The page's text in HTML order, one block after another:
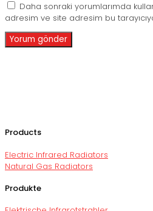
Daha sonraki yorumlarımda
adresim ve site adresim bu
Products
Electric Infrared Radiators
Natural Gas Radiators
Produkte